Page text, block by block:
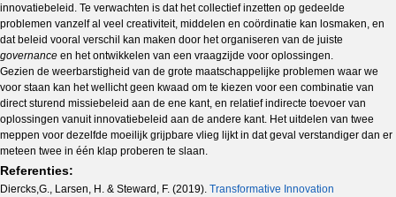
innovatiebeleid. Te verwachten is dat het collectief inzetten op gedeelde
problemen vanzelf al veel creativiteit, middelen en coördinatie kan losmaken, en
dat beleid vooral verschil kan maken door het organiseren van de juiste
governance en het ontwikkelen van een vraagzijde voor oplossingen.
Gezien de weerbarstigheid van de grote maatschappelijke problemen waar we
voor staan kan het wellicht geen kwaad om te kiezen voor een combinatie van
direct sturend missiebeleid aan de ene kant, en relatief indirecte toevoer van
oplossingen vanuit innovatiebeleid aan de andere kant. Het uitdelen van twee
meppen voor dezelfde moeilijk grijpbare vlieg lijkt in dat geval verstandiger dan er
meteen twee in één klap proberen te slaan.
Referenties:
Diercks,G., Larsen, H. & Steward, F. (2019). Transformative Innovation